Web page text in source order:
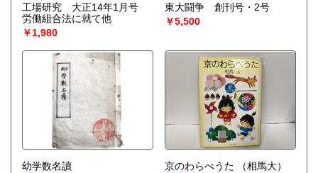
工場研究 大正14年1月号
労働組合法に就て他
￥1,980
東大闘争 創刊号・2号
￥5,500
幼学数名讀
京のわらべうた
（相馬大）